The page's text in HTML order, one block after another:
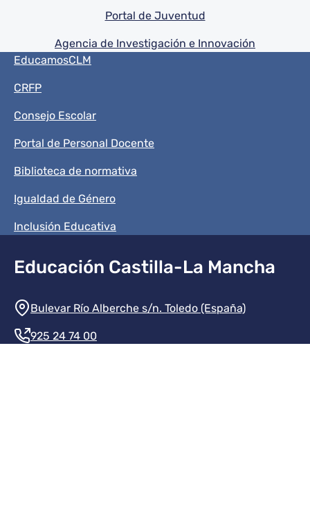
Portal de Juventud
Agencia de Investigación e Innovación
Menú del pie
EducamosCLM
CRFP
Consejo Escolar
Portal de Personal Docente
Biblioteca de normativa
Igualdad de Género
Inclusión Educativa
Educación Castilla-La Mancha
Información de la institución
Bulevar Río Alberche s/n. Toledo (España)
925 24 74 00